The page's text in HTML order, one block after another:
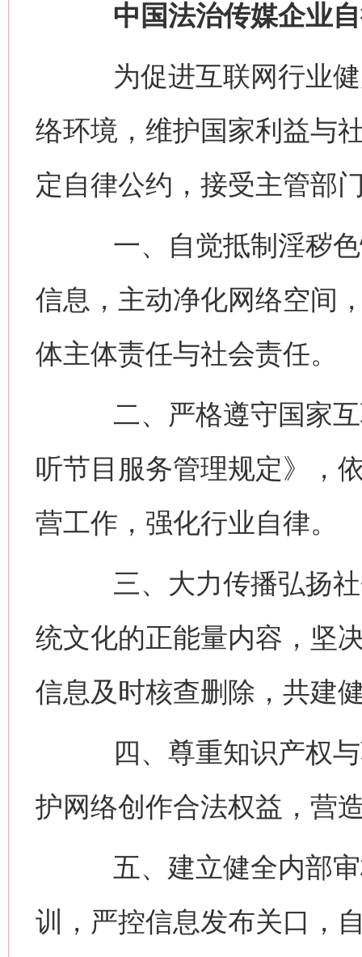
中国法治传媒企业自
为促进互联网行业健
络环境，维护国家利益与
定自律公约，接受主管部
一、自觉抵制淫秽色
信息，主动净化网络空间
体主体责任与社会责任。
二、严格遵守国家互
听节目服务管理规定》，
营工作，强化行业自律。
三、大力传播弘扬社
统文化的正能量内容，坚
信息及时核查删除，共建
四、尊重知识产权与
护网络创作合法权益，营
五、建立健全内部审
训，严控信息发布关口，